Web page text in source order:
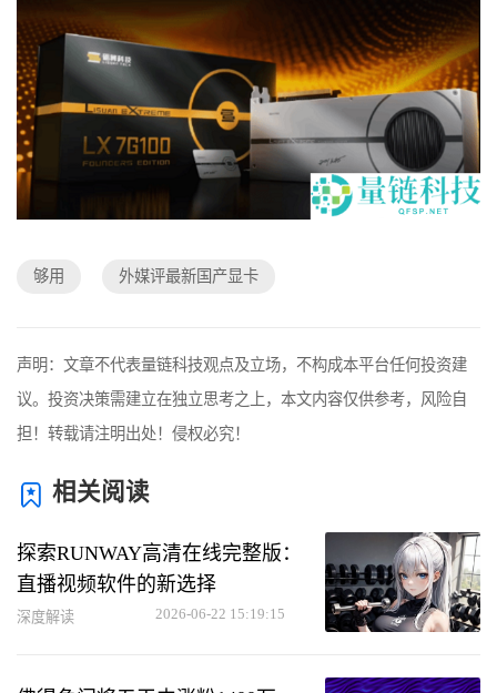
够用 外媒评最新国产显卡
声明：文章不代表量链科技观点及立场，不构成本平台任何投资建
议。投资决策需建立在独立思考之上，本文内容仅供参考，风险自
担！转载请注明出处！侵权必究！
相关阅读
探索RUNWAY高清在线完整版：
直播视频软件的新选择
深度解读 2026-06-22 15:19:15